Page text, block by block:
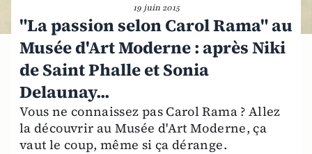
19 juin 2015
"La passion selon Carol Rama" au
Musée d'Art Moderne : après Niki
de Saint Phalle et Sonia
Delaunay...
Vous ne connaissez pas Carol Rama ? Allez
la découvrir au Musée d'Art Moderne, ça
vaut le coup, même si ça dérange.